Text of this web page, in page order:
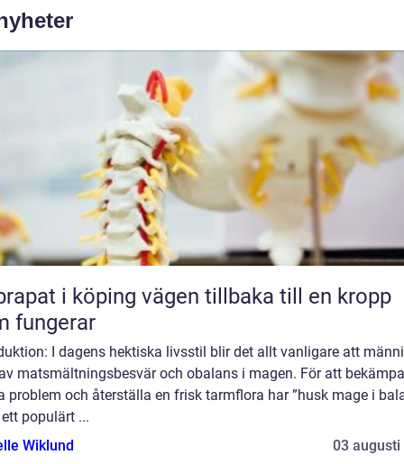
köping vägen tillbaka till en kropp
fungerar
I dagens hektiska livsstil blir det allt vanligare att
matsmältningsbesvär och obalans i magen. För att bekämpa
problem och återställa en frisk tarmflora har ”husk mage i
populärt ...
Wiklund
03 augusti